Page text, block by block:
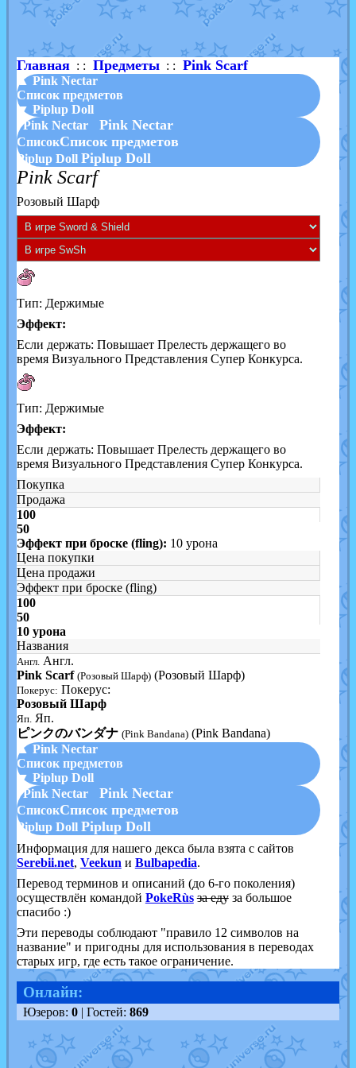
Shadow mismagiusотJOK_julia
в фанарте.
художникот vicavicaв фанарте.
Главная: : Предметы: : Pink Scarf
▲ Pink Nectar
Список предметов
▼ Piplup Doll
Pink Nectar
Pink Nectar
СписокСписок предметов
Piplup Doll Piplup Doll
Pink Scarf
Розовый Шарф
Тип: Держимые
Эффект:
Если держать: Повышает Прелесть держащего во
время Визуального Представления Супер Конкурса.
Тип: Держимые
Эффект:
Если держать: Повышает Прелесть держащего во
время Визуального Представления Супер Конкурса.
Покупка
Продажа
100
50
Эффект при броске (fling): 10 урона
Цена покупки
Цена продажи
Эффект при броске (fling)
100
50
10 урона
Названия
Англ. Англ.
Pink Scarf (Розовый Шарф) (Розовый Шарф)
Покерус: Покерус:
Розовый Шарф
Яп. Яп.
ピンクのバンダナ (Pink Bandana) (Pink Bandana)
▲ Pink Nectar
Список предметов
▼ Piplup Doll
Pink Nectar
Pink Nectar
СписокСписок предметов
Piplup Doll Piplup Doll
Информация для нашего декса была взята с сайтов
Serebii.net, Veekun и Bulbapedia.
Перевод терминов и описаний (до 6-го поколения)
осуществлён командой PokeRùs за едуза большое
спасибо :)
Эти переводы соблюдают "правило 12 символов на
название" и пригодны для использования в переводах
старых игр, где есть такое ограничение.
Онлайн:
Юзеров: 0| Гостей: 869